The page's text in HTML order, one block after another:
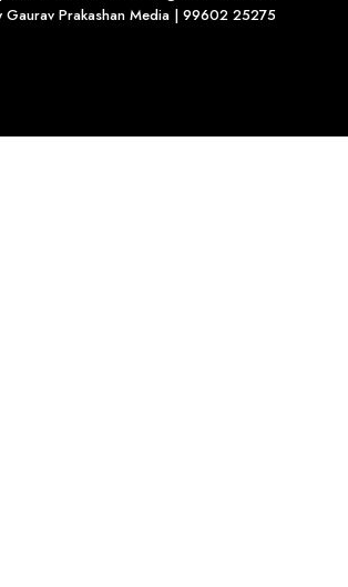
Gaurav Prakashan Media| 99602 25275